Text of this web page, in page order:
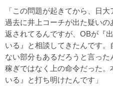
「この問題が起きてから、日
過去に井上コーチが出た疑い
返されてるんですが、OBが『
いる』と相談してきたんです
ない部分もあるだろうと言っ
稼ぎではなく上の命令だった
いる』と打ち明けたんです」